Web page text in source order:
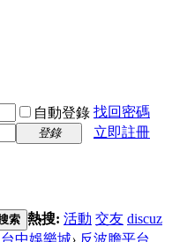
自動登錄 找回密碼
登錄
立即註冊
索 熱搜: 活動 交友 discuz
台中娛樂城› 反波膽平台